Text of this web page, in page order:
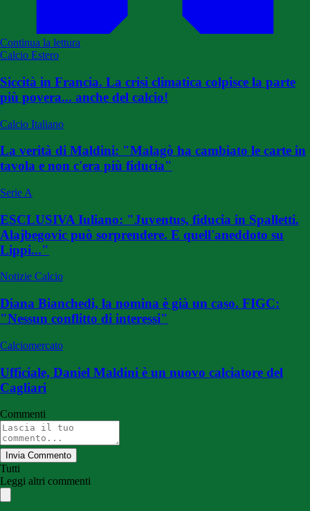
Continua la lettura
Calcio Estero
Siccità in Francia. La crisi climatica colpisce la parte
più povera... anche del calcio!
Calcio Italiano
La verità di Maldini: "Malagò ha cambiato le carte in
tavola e non c'era più fiducia"
Serie A
ESCLUSIVA Iuliano: "Juventus, fiducia in Spalletti.
Alajbegovic può sorprendere. E quell'aneddoto su
Lippi..."
Notizie Calcio
Diana Bianchedi, la nomina è già un caso. FIGC:
"Nessun conflitto di interessi"
Calciomercato
Ufficiale, Daniel Maldini è un nuovo calciatore del
Cagliari
Commenti
Invia Commento
Tutti
Leggi altri commenti